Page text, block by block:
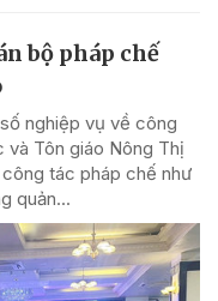
bộ pháp chế
nghiệp vụ về công
Tôn giáo Nông Thị
tác pháp chế như
quản...